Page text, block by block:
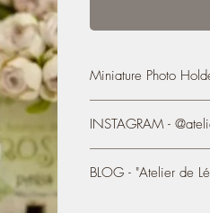
Miniature Photo
Dollhouse Decorating
- Each photo holder
(width) 0.55''
INSTAGRAM -
BLOG - "Atelier de